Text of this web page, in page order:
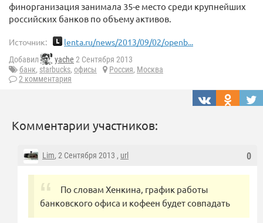
финорганизация занимала 35-е место среди крупнейших
российских банков по объему активов.
Источник: lenta.ru/news/2013/09/02/openb...
Добавил yache 2 Сентября 2013
банк, starbucks, офисы Россия, Москва
2 комментария
Комментарии участников:
0
Lim, 2 Сентября 2013 , url
По словам Хенкина, график работы
банковского офиса и кофеен будет совпадать